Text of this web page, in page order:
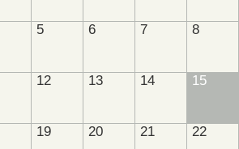
5 6 7 8
12 13 14 15
19 20 21 22